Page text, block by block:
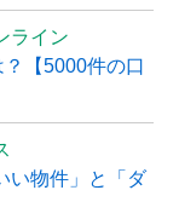
ライン
【5000件の口
い物件」と「ダ